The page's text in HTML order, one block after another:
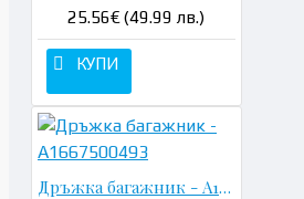
25.56€ (49.99 лв.)
КУПИ
Дръжка багажник - A1667500493